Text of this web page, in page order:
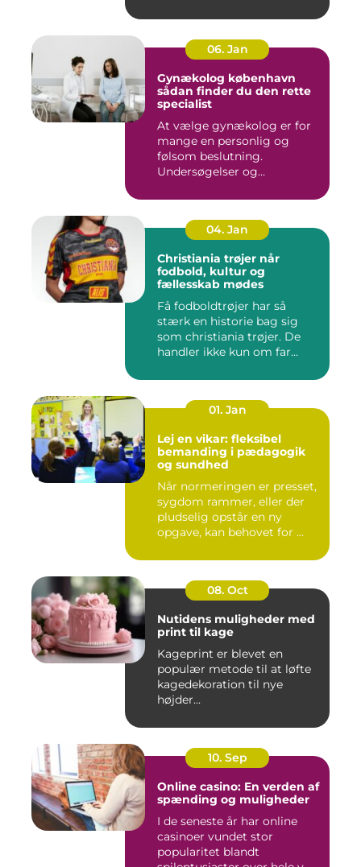
06. Jan
Gynækolog københavn
sådan finder du den rette
specialist
At vælge gynækolog er for
mange en personlig og
følsom beslutning.
Undersøgelser og
04. Jan
Christiania trøjer når
fodbold, kultur og
fællesskab mødes
Få fodboldtrøjer har så
stærk en historie bag sig
som christiania trøjer. De
handler ikke kun om far...
01. Jan
Lej en vikar: fleksibel
bemanding i pædagogik
og sundhed
Når normeringen er presset,
sygdom rammer, eller der
pludselig opstår en ny
opgave, kan behovet for ...
08. Oct
Nutidens muligheder med
print til kage
Kageprint er blevet en
populær metode til at løfte
kagedekoration til nye
højder...
10. Sep
Online casino: En verden af
spænding og muligheder
I de seneste år har online
casinoer vundet stor
popularitet blandt